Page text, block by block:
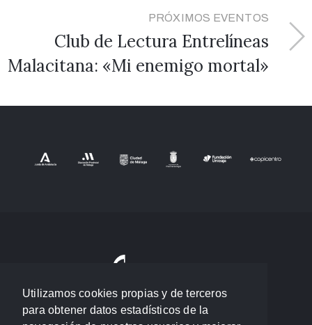
Utilizamos cookies propias y de terceros
para obtener datos estadísticos de la
PRÓXIMOS EVENTOS
Club de Lectura Entrelíneas
Malacitana: «Mi enemigo mortal»